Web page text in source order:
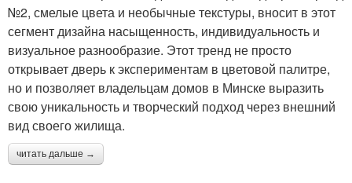
№2, смелые цвета и необычные текстуры, вносит в этот
сегмент дизайна насыщенность, индивидуальность и
визуальное разнообразие. Этот тренд не просто
открывает дверь к экспериментам в цветовой палитре,
но и позволяет владельцам домов в Минске выразить
свою уникальность и творческий подход через внешний
вид своего жилища.
читать дальше →